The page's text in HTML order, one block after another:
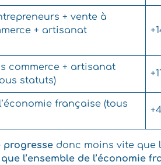
+ vente à
+ artisanat
commerce + artisanat
statuts)
française (tous
progresse donc moins vite que
l’ensemble de l’économie